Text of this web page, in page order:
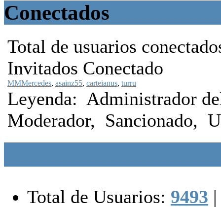
Conectados
Total de usuarios
Invitados Conectado
MMMercedes, asainz55, carteianus, turru
Leyenda: Administrador
Moderador, Sancionado,
Total de Usuarios: 9493 |